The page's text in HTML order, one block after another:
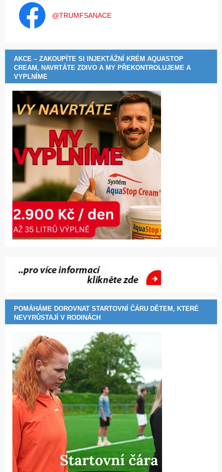
@TRUMFSANACE
AKCE – ZAKOUPÍTE SI INJEKTÁŽNÍ KRÉM AQUASTOP
CREAM, NAVRTÁTE ZDIVO A MY PŘEKONTROLUJEME A
VYPLNÍME
POMÁHÁME DOROVNAT STARTOVNÍ ČÁRU DĚTEM, KTERÉ
NEVYRŮSTAJÍ V RODINÁCH